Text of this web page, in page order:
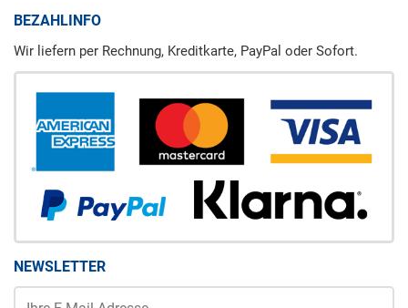
BEZAHLINFO
Wir liefern per Rechnung, Kreditkarte, PayPal oder Sofort.
NEWSLETTER